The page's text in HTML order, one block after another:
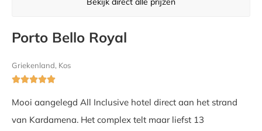
Porto Bello Royal
Griekenland, Kos

Mooi aangelegd All Inclusive hotel direct aan het strand
van Kardamena. Het complex telt maar liefst 13